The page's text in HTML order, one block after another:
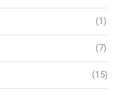
(1)
(7)
(15)